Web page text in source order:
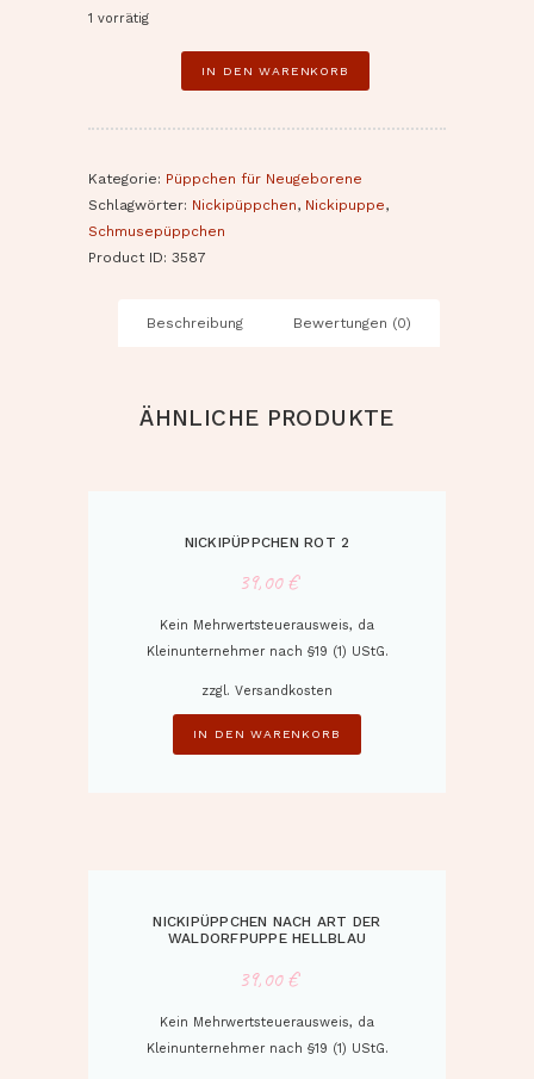
1 vorrätig
Waldorfpuppe
Mittelgrün
Menge
IN DEN WARENKORB
Kategorie: Püppchen für Neugeborene
Schlagwörter: Nickipüppchen, Nickipuppe,
Schmusepüppchen
Product ID: 3587
Beschreibung Bewertungen (0)
ÄHNLICHE PRODUKTE
NICKIPÜPPCHEN ROT 2
39,00€
Kein Mehrwertsteuerausweis, da
Kleinunternehmer nach §19 (1) UStG.
zzgl. Versandkosten
IN DEN WARENKORB
NICKIPÜPPCHEN NACH ART DER
WALDORFPUPPE HELLBLAU
39,00€
Kein Mehrwertsteuerausweis, da
Kleinunternehmer nach §19 (1) UStG.